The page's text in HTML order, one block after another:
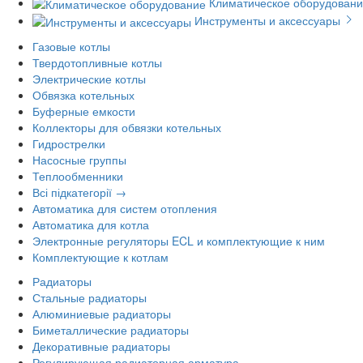
Инструменты и аксессуары
Газовые котлы
Твердотопливные котлы
Электрические котлы
Обвязка котельных
Буферные емкости
Коллекторы для обвязки котельных
Гидрострелки
Насосные группы
Теплообменники
Всі підкатегорії →
Автоматика для систем отопления
Автоматика для котла
Электронные регуляторы ECL и комплектующие к ним
Комплектующие к котлам
Радиаторы
Стальные радиаторы
Алюминиевые радиаторы
Биметаллические радиаторы
Декоративные радиаторы